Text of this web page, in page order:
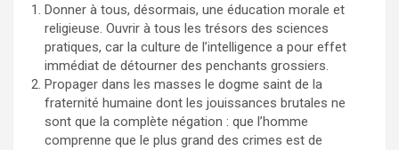
Donner à tous, désormais, une éducation morale et
religieuse. Ouvrir à tous les trésors des sciences
pratiques, car la culture de l’intelligence a pour effet
immédiat de détourner des penchants grossiers.
Propager dans les masses le dogme saint de la
fraternité humaine dont les jouissances brutales ne
sont que la complète négation : que l’homme
comprenne que le plus grand des crimes est de